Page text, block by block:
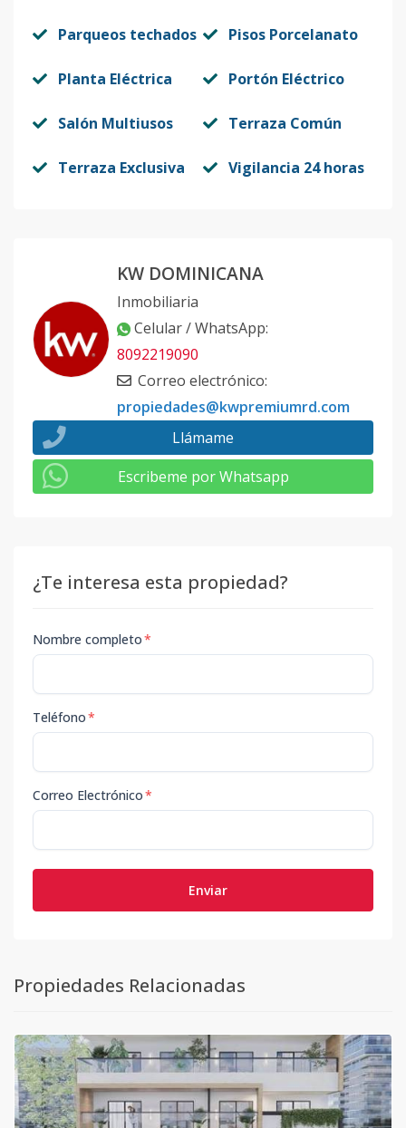
Parqueos techados Pisos Porcelanato
Planta Eléctrica Portón Eléctrico
Salón Multiusos Terraza Común
Terraza Exclusiva Vigilancia 24 horas
KW DOMINICANA
Inmobiliaria
Celular / WhatsApp:
8092219090
Correo electrónico:
propiedades@kwpremiumrd.com
Llámame
Escribeme por Whatsapp
¿Te interesa esta propiedad?
Nombre completo*
Teléfono*
Correo Electrónico*
Enviar
Propiedades Relacionadas